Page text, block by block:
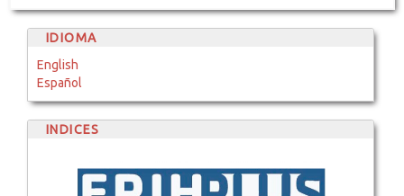
IDIOMA
English
Español
INDICES